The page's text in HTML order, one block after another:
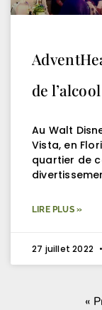
de
Au Walt
Vista, en
quartier de
LIRE PLUS »
27 juillet 2022
«